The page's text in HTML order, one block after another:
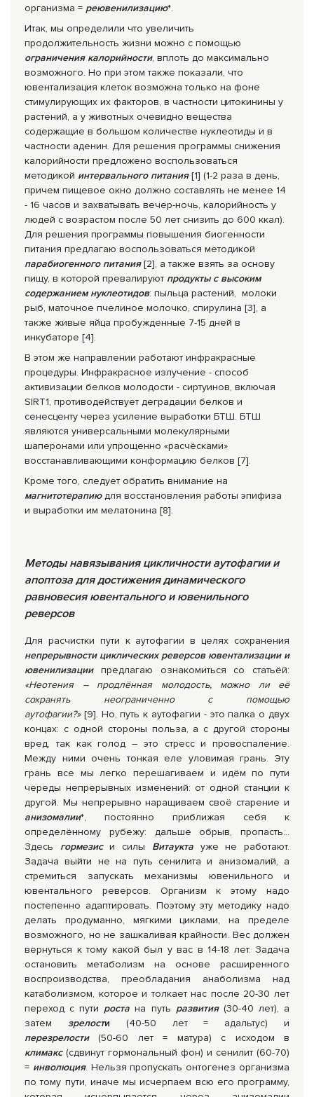
организма = реювенилизацию*.
Итак, мы определили что увеличить
продолжительность жизни можно с помощью
ограничения калорийности, вплоть до максимально
возможного. Но при этом также показали, что
ювентализация клеток возможна только на фоне
стимулирующих их факторов, в частности цитокинины у
растений, а у животных очевидно вещества
содержащие в большом количестве нуклеотиды и в
частности аденин. Для решения программы снижения
калорийности предложено воспользоваться
методикой интервального питания[1] (1-2 раза в день,
причем пищевое окно должно составлять не менее 14
- 16 часов и захватывать вечер-ночь, калорийность у
людей с возрастом после 50 лет снизить до 600 ккал).
Для решения программы повышения биогенности
питания предлагаю воспользоваться методикой
парабиогенного питания[2], а также взять за основу
пищу, в которой превалируют продукты с высоким
содержанием нуклеотидов: пыльца растений, молоки
рыб, маточное пчелиное молочко, спирулина [3], а
также живые яйца пробужденные 7-15 дней в
инкубаторе [4].
В этом же направлении работают инфракрасные
процедуры. Инфракрасное излучение - способ
активизации белков молодости - сиртуинов, включая
SIRT1, противодействует деградации белков и
сенесценту через усиление выработки БТШ. БТШ
являются универсальными молекулярными
шаперонами или упрощенно «расчёсками»
восстанавливающими конформацию белков [7].
Кроме того, следует обратить внимание на
магнитотерапиюдля восстановления работы эпифиза
и выработки им мелатонина [8].
Методы навязывания цикличности аутофагии и
апоптоза для достижения динамического
равновесия ювентального и ювенильного
реверсов
Для расчистки пути к аутофагии в целях сохранения
непрерывности циклических реверсов ювентализации и
ювенилизациипредлагаю ознакомиться со статьёй:
«Неотения – продлённая молодость, можно ли её
сохранять неограниченно с помощью
аутофагии?»[9]. Но, путь к аутофагии - это палка о двух
концах: с одной стороны польза, а с другой стороны
вред, так как голод – это стресс и провоспаление.
Между ними очень тонкая еле уловимая грань. Эту
грань все мы легко перешагиваем и идём по пути
череды непрерывных изменений: от одной станции к
другой. Мы непрерывно наращиваем своё старение и
анизомалии*, постоянно приближая себя к
определённому рубежу: дальше обрыв, пропасть…
Здесь гормезиси силы Витауктауже не работают.
Задача выйти не на путь сенилита и анизомалий, а
стремиться запускать механизмы ювенильного и
ювентального реверсов. Организм к этому надо
постепенно адаптировать. Поэтому эту методику надо
делать продуманно, мягкими циклами, на пределе
возможного, но не зашкаливая крайности. Вес должен
вернуться к тому какой был у вас в 14-18 лет. Задача
остановить метаболизм на основе расширенного
воспроизводства, преобладания анаболизма над
катаболизмом, которое и толкает нас после 20-30 лет
переход с пути роста на путь развития(30-40 лет), а
затем зрелости (40-50 лет = адальтус) и
перезрелости(50-60 лет = матура) с исходом в
климакс(сдвинут гормональный фон) и сенилит (60-70)
= инволюция. Нельзя пропускать онтогенез организма
по тому пути, иначе мы исчерпаем всю его программу,